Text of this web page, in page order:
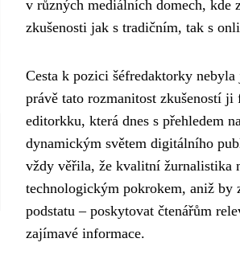
v různých mediálních domech, kde
zkušenosti jak s tradičním, tak s
Cesta k pozici šéfredaktorky nebyla
právě tato rozmanitost zkušeností ji
editorkku, která dnes s přehledem
dynamickým světem digitálního
vždy věřila, že kvalitní žurnalistika
technologickým pokrokem, aniž by
podstatu – poskytovat čtenářům
zajímavé informace.